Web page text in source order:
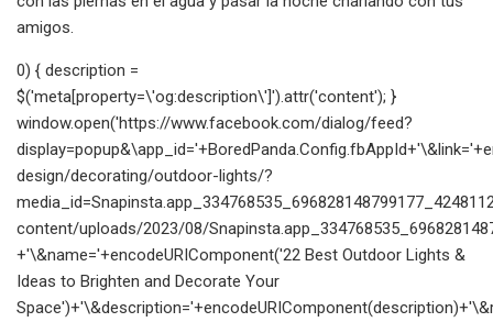
amigos.
0) { description =
$('meta[property=\'og:description\']').attr('content'); }
window.open('https://www.facebook.com/dialog/feed?
design/decorating/outdoor-lights/?
content/uploads/2023/08/
+'\&name='+encodeURIComponent('22 Best Outdoor Lights &
Ideas to Brighten and Decorate Your